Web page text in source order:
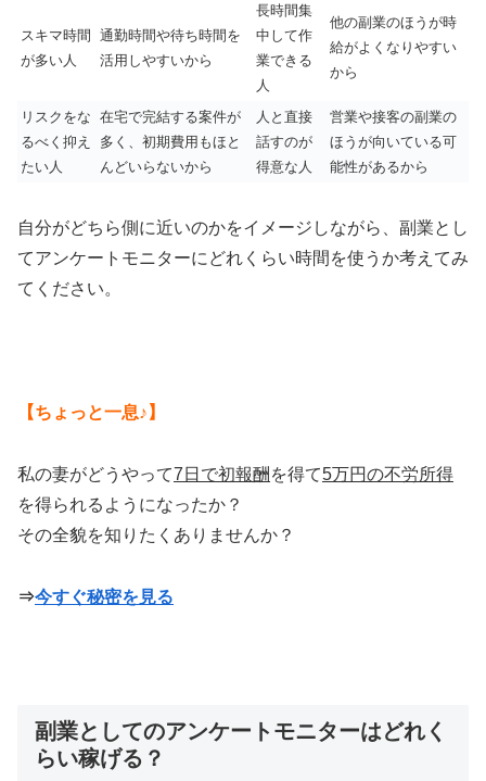
スキマ時間
が多い人
通勤時間や待ち時間を
活用しやすいから
長時間集
中して作
業できる
人
他の副業のほうが時
給がよくなりやすい
から
リスクをな
るべく抑え
たい人
在宅で完結する案件が
多く、初期費用もほと
んどいらないから
人と直接
話すのが
得意な人
営業や接客の副業の
ほうが向いている可
能性があるから
自分がどちら側に近いのかをイメージしながら、副業とし
てアンケートモニターにどれくらい時間を使うか考えてみ
てください。
【ちょっと一息♪】
私の妻がどうやって7日で初報酬 を得て5万円の不労所得
を得られるようになったか？
その全貌を知りたくありませんか？
⇒今すぐ秘密を見る
副業としてのアンケートモニターはどれく
らい稼げる？